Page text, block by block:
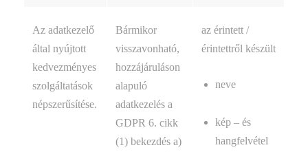
Az adatkezelő
által nyújtott
kedvezményes
szolgáltatások
népszerűsítése.
Bármikor
visszavonható,
hozzájáruláson
alapuló
adatkezelés a
GDPR 6. cikk
(1) bekezdés a)
az érintett /
érintettről készült
neve
kép – és
hangfelvétel